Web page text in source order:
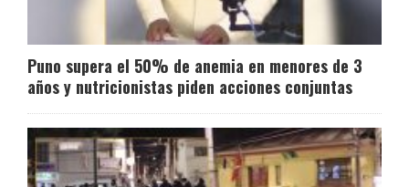
Puno supera el 50% de anemia en menores de 3
años y nutricionistas piden acciones conjuntas